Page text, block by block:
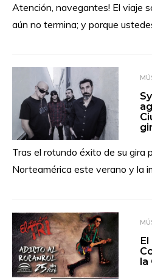
Atención, navegantes! El viaje
aún no termina; y porque
Tras el rotundo éxito de su gira
Norteamérica este verano y la
la